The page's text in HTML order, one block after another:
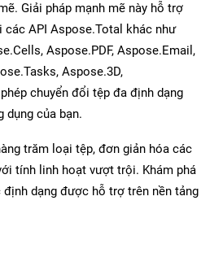
Giải pháp mạnh mẽ này hỗ trợ
API Aspose.Total khác như
Aspose.PDF, Aspose.Email,
Aspose.3D,
chuyển đổi tệp đa định dạng
dụng của bạn.
trăm loại tệp, đơn giản hóa các
tính linh hoạt vượt trội. Khám phá
dạng được hỗ trợ trên nền tảng